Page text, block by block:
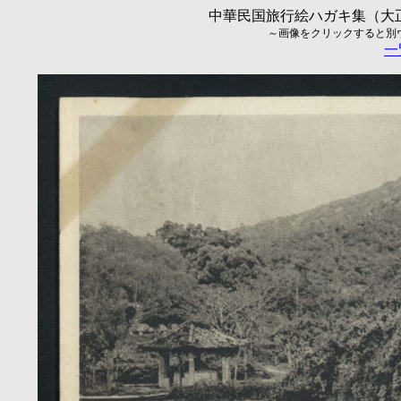
中華民国旅行絵ハガキ集（
～画像をクリックすると
一